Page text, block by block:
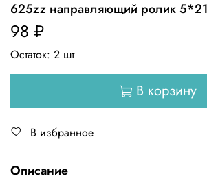
625zz направляющий ролик
98 ₽
Остаток: 2 шт
В корзину
В избранное
Описание